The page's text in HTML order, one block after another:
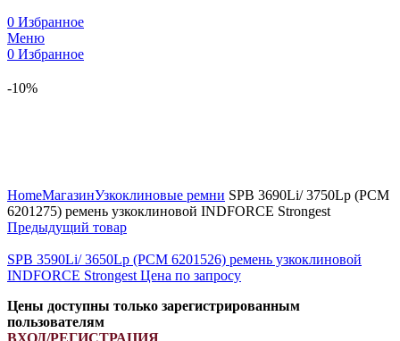
0 Избранное
Меню
0 Избранное
-10%
HomeМагазинУзкоклиновые ремни SPB 3690Li/ 3750Lp (РСМ
6201275) ремень узкоклиновой INDFORCE Strongest
Предыдущий товар
SPB 3590Li/ 3650Lp (PCM 6201526) ремень узкоклиновой
INDFORCE Strongest Цена по запросу
Цены доступны только зарегистрированным
пользователям
ВХОД/РЕГИСТРАЦИЯ